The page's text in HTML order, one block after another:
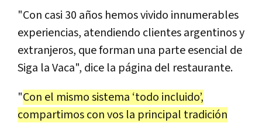
"Con casi 30 años hemos vivido innumerables
experiencias, atendiendo clientes argentinos y
extranjeros, que forman una parte esencial de
Siga la Vaca", dice la página del restaurante.
"Con el mismo sistema ‘todo incluido’,
compartimos con vos la principal tradición